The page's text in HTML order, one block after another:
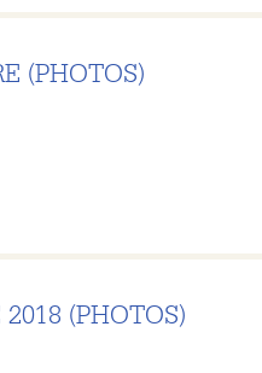
(PHOTOS)
(PHOTOS)